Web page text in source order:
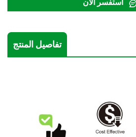
تفاصيل المنتج